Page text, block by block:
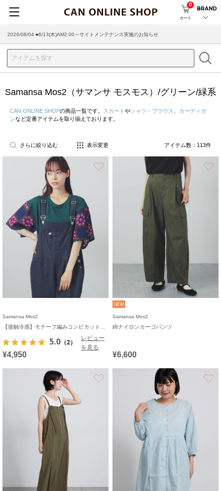
カート
0
BRAND
2026/07/29 ■【お知らせ】ヤマト運輸の配送遅延・停止について
Samansa Mos2（サマンサ モスモス）/グリーン/緑系
CAN ONLINE SHOPの商品一覧です。 スカート やシャツ・ブラウス
カーディガ
ンなど定番アイテムを取り揃えております。
さらに絞り込む 表示変更 アイテム数： 113件
Samansa Mos2
5.0 （2）
レビュー
を見る
¥4,950
NEW
Samansa Mos2
綿ナイロンカーゴパンツ
¥6,600